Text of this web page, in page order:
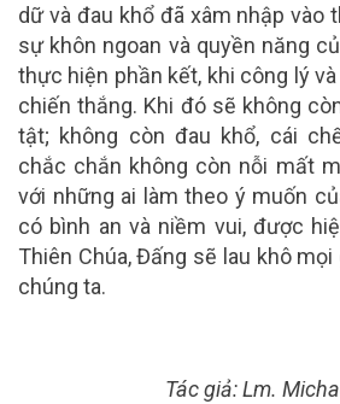
dữ và đau khổ đã xâm nhập vào
sự khôn ngoan và quyền năng
thực hiện phần kết, khi công lý
chiến thắng. Khi đó sẽ không
tật; không còn đau khổ, cái
chắc chắn không còn nỗi mất
với những ai làm theo ý muốn
có bình an và niềm vui, được
Thiên Chúa, Đấng sẽ lau khô
chúng ta.
Tác giả: Lm.